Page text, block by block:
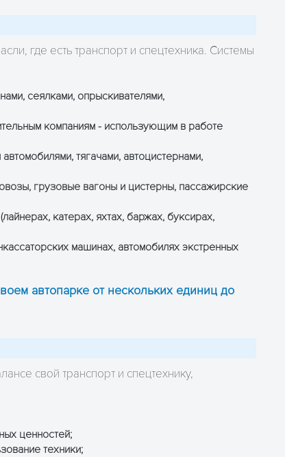
где есть транспорт и спецтехника. Системы
сеялками, опрыскивателями,
компаниям - использующим в работе
тягачами, автоцистернами,
грузовые вагоны и цистерны, пассажирские
катерах, яхтах, баржах, буксирах,
машинах, автомобилях экстренных
автопарке от нескольких единиц до
свой транспорт и спецтехнику,
ценностей;
техники;